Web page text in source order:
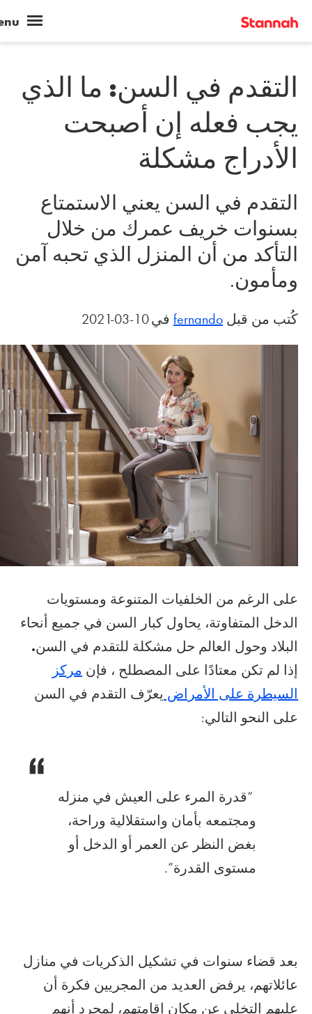
التقدم في السن: ما الذي
يجب فعله إن أصبحت
الأدراج مشكلة
التقدم في السن يعني الاستمتاع
بسنوات خريف عمرك من خلال
التأكد من أن المنزل الذي تحبه آمن
ومأمون.
كُتب من قبلfernandoفي 10-03-2021
على الرغم من الخلفيات المتنوعة ومستويات
الدخل المتفاوتة، يحاول كبار السن في جميع أنحاء
البلاد وحول العالم حل مشكلةللتقدم في السن.
إذا لم تكن معتادًا على المصطلح ، فإنمركز
السيطرة على الأمراضيعرّف التقدم في السن
على النحو التالي:
“قدرة المرء على العيش في منزله
ومجتمعه بأمان واستقلالية وراحة،
بغض النظر عن العمر أو الدخل أو
مستوى القدرة”.
بعد قضاء سنوات في تشكيل الذكريات في منازل
عائلاتهم، يرفض العديد من المجريين فكرة أن
عليهم التخلي عن مكان إقامتهم، لمجرد أنهم